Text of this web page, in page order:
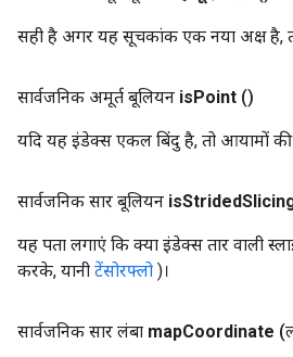
सही है अगर यह सूचकांक एक नया अक्ष है,
सार्वजनिक अमूर्त बूलियन isPoint ()
यदि यह इंडेक्स एकल बिंदु है, तो आयामों
सार्वजनिक सार बूलियन isStrided
यह पता लगाएं कि क्या इंडेक्स तार वाली
करके, यानी टेंसोरफ्लो )।
सार्वजनिक सार लंबा mapCoordinate